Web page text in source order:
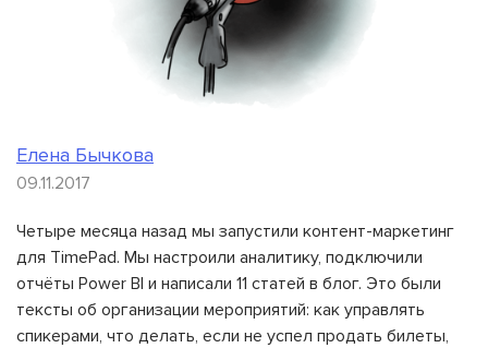
Елена Бычкова
09.11.2017
Четыре месяца назад мы запустили контент-маркетинг
для TimePad. Мы настроили аналитику, подключили
отчёты Power BI и написали 11 статей в блог. Это были
тексты об организации мероприятий: как управлять
спикерами, что делать, если не успел продать билеты,